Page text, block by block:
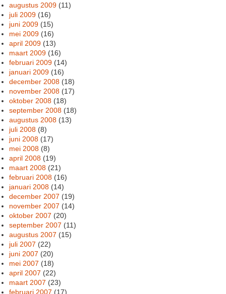
augustus 2009 (11)
juli 2009 (16)
juni 2009 (15)
mei 2009 (16)
april 2009 (13)
maart 2009 (16)
februari 2009 (14)
januari 2009 (16)
december 2008 (18)
november 2008 (17)
oktober 2008 (18)
september 2008 (18)
augustus 2008 (13)
juli 2008 (8)
juni 2008 (17)
mei 2008 (8)
april 2008 (19)
maart 2008 (21)
februari 2008 (16)
januari 2008 (14)
december 2007 (19)
november 2007 (14)
oktober 2007 (20)
september 2007 (11)
augustus 2007 (15)
juli 2007 (22)
juni 2007 (20)
mei 2007 (18)
april 2007 (22)
maart 2007 (23)
februari 2007 (17)